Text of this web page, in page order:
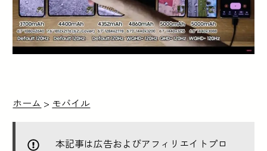
ホーム > モバイル
本記事は広告およびアフィリエイトプロ